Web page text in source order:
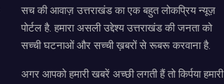
सच की आवाज़ उत्तराखंड का एक बहुत लोकप्रिय न्यूज़
पोर्टल है. हमारा असली उद्देश्य उत्तराखंड की जनता को
सच्ची घटनाओं और सच्ची ख़बरों से रूबरू करवाना है.
अगर आपको हमारी खबरें अच्छी लगती हैं तो किर्पया हमारी